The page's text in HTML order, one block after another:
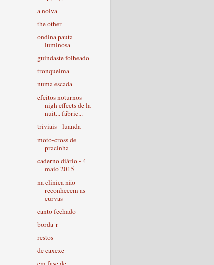
a noiva
the other
ondina pauta
luminosa
guindaste folheado
tronqueima
numa escada
efeitos noturnos
nigh effects de la
nuit... fábric...
triviais - luanda
moto-cross de
pracinha
caderno diário - 4
maio 2015
na clínica não
reconhecem as
curvas
canto fechado
borda-r
restos
de caxexe